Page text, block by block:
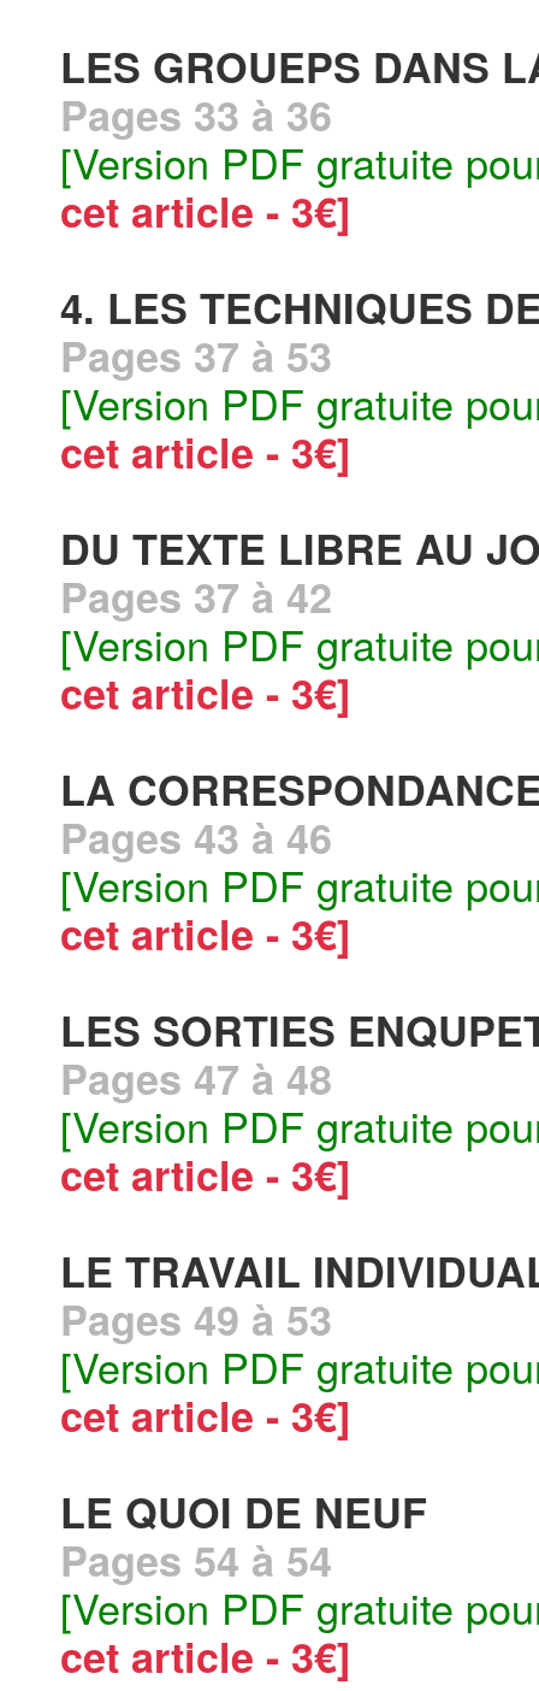
LES GROUEPS DANS
Pages 33 à 36
[Version PDF gratuite
cet article - 3€]
4. LES TECHNIQUES
Pages 37 à 53
[Version PDF gratuite
cet article - 3€]
DU TEXTE LIBRE AU
Pages 37 à 42
[Version PDF gratuite
cet article - 3€]
LA
Pages 43 à 46
[Version PDF gratuite
cet article - 3€]
LES SORTIES
Pages 47 à 48
[Version PDF gratuite
cet article - 3€]
LE TRAVAIL
Pages 49 à 53
[Version PDF gratuite
cet article - 3€]
LE QUOI DE NEUF
Pages 54 à 54
[Version PDF gratuite
cet article - 3€]